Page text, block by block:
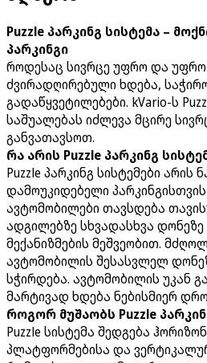
Puzzle პარკინგ სისტემა –
პარკინგი
როდესაც სივრცე უფრო და
ძვირადღირებული ხდება,
გადაწყვეტილებები. kVario-ს
საშუალებას იძლევა მცირე
განვათავსოთ.
რა არის Puzzle პარკინგ
Puzzle პარკინგ სისტემები არის
დამოუკიდებელი
ავტომობილები თავსდება
ადგილებზე სხვადასხვა დონეზე
მექანიზმების მეშვეობით.
ავტომობილის შესასვლელ
სჭირდება. ავტომობილის უკან
მარტივად ხდება ნებისმიერ
როგორ მუშაობს Puzzle
Puzzle სისტემა შედგება
პლატფორმებისა და